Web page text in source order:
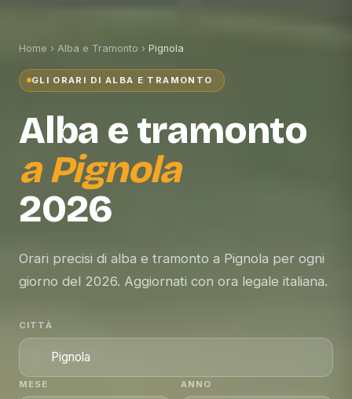
Home › Alba e Tramonto › Pignola
GLI ORARI DI ALBA E TRAMONTO
Alba e tramonto
aPignola
2026
Orari precisi di alba e tramonto a Pignola per ogni
giorno del 2026. Aggiornati con ora legale italiana.
CITTÀ
MESE ANNO